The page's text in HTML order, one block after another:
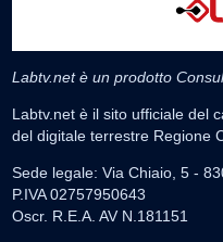
Labtv.net è un prodotto
Labtv.net è il sito ufficiale del
del digitale terrestre Regione
Sede legale: Via Chiaio, 5 -
P.IVA 02757950643
Oscr. R.E.A. AV N.181151